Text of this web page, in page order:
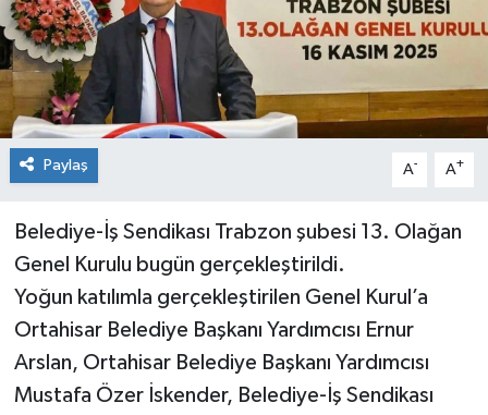
Paylaş A- A+
Belediye-İş Sendikası Trabzon şubesi 13. Olağan
Genel Kurulu bugün gerçekleştirildi.
Yoğun katılımla gerçekleştirilen Genel Kurul’a
Ortahisar Belediye Başkanı Yardımcısı Ernur
Arslan, Ortahisar Belediye Başkanı Yardımcısı
Mustafa Özer İskender, Belediye-İş Sendikası